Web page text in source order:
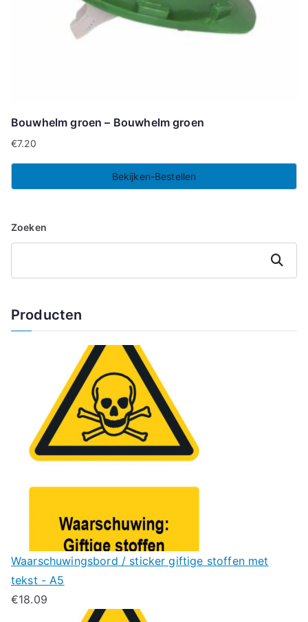
Bouwhelm groen – Bouwhelm groen
€7.20
Bekijken-Bestellen
Zoeken
Zoeken
Producten
Waarschuwingsbord / sticker giftige stoffen met
tekst - A5
€18.09